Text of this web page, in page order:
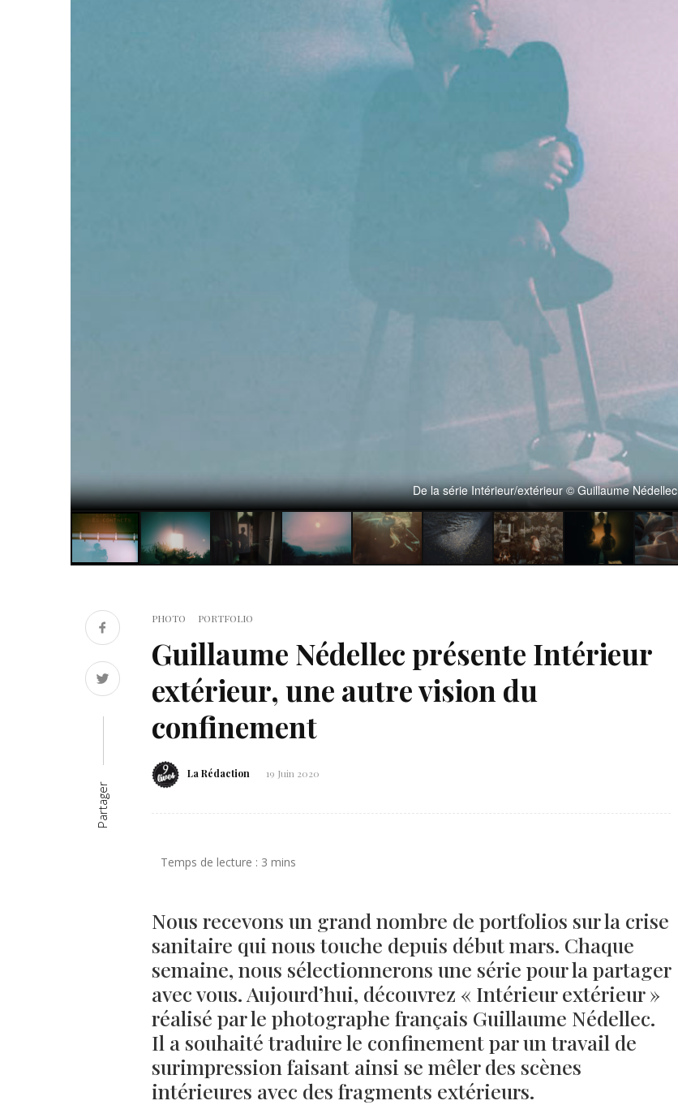
De la série Intérieur/extérieur © Guillaume Nédellec
Partager
PHOTO PORTFOLIO
Guillaume Nédellec présente Intérieur
extérieur, une autre vision du
confinement
La Rédaction 19 Juin 2020
Nous recevons un grand nombre de portfolios sur la crise
sanitaire qui nous touche depuis début mars. Chaque
semaine, nous sélectionnerons une série pour la partager
avec vous. Aujourd’hui, découvrez « Intérieur extérieur »
réalisé par le photographe français Guillaume Nédellec.
Il a souhaité traduire le confinement par un travail de
surimpression faisant ainsi se mêler des scènes
intérieures avec des fragments extérieurs.